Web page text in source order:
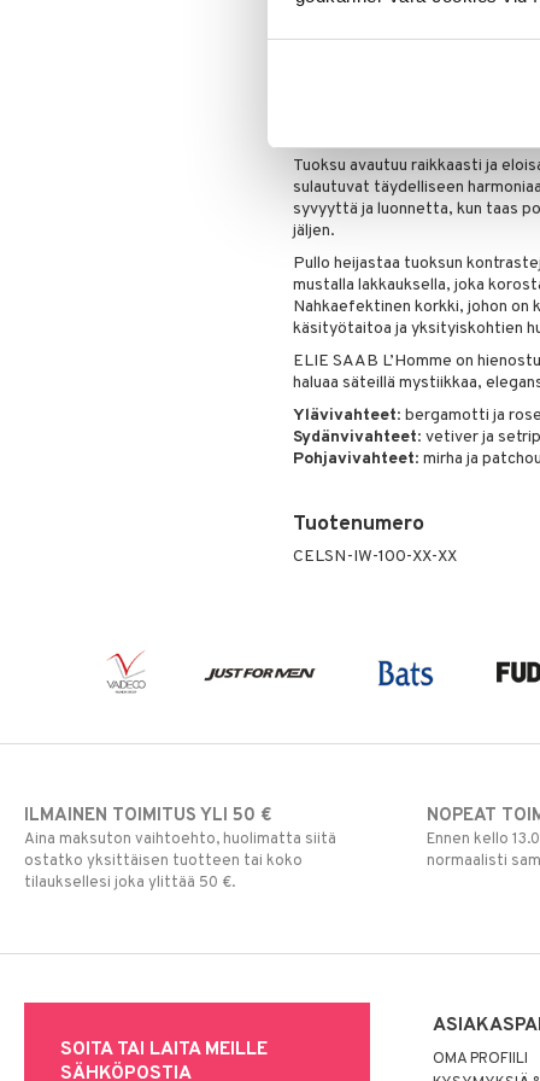
Parfymööri: Pierre-Constantin
ELIE SAAB L’Homme ilmentää
ja ajattoman hienostunut. Tämä
Tuoksu avautuu raikkaasti ja
sulautuvat täydelliseen
syvyyttä ja luonnetta, kun taas
jäljen.
Pullo heijastaa tuoksun
mustalla lakkauksella, joka
Nahkaefektinen korkki, johon on
käsityötaitoa ja yksityiskohtien
ELIE SAAB L’Homme on
haluaa säteillä mystiikkaa,
Ylävivahteet: bergamotti ja
Sydänvivahteet: vetiver ja
Pohjavivahteet: mirha ja
Tuotenumero
CELSN-IW-100-XX-XX
ILMAINEN TOIMITUS YLI 50 €
Aina maksuton vaihtoehto, huolimatta siitä
ostatko yksittäisen tuotteen tai koko
tilauksellesi joka ylittää 50 €.
NOPEAT
Ennen kello
normaalisti
SOITA TAI LAITA MEILLE
SÄHKÖPOSTIA
OMA PROFIILI